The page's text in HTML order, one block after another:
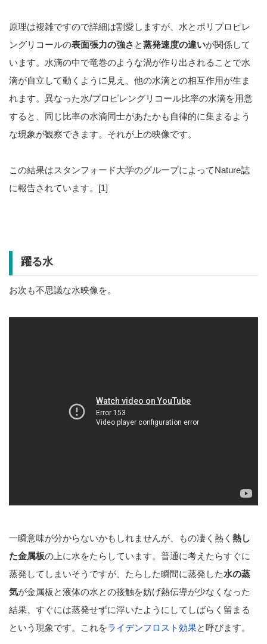
原理は複雑ですので詳細は割愛しますが、水とポリプロピレ
ングリコールの表面張力の強さ と蒸発速度の違いが関係して
います。水滴の中で竜巻のような渦が作り出されることで水
滴が自立して動くように見え、他の水滴との相互作用が生ま
れます。異なった水/プロピレングリコール比率の水滴を用意
すると、同じ比率の水滴同士があたかも自律的に集まるよう
な現象が観察できます。それが上の映像です。
この結果はスタンフォード大学のグループによってNature誌
に報告されています。[1]
躍る水
お次も不思議な水映像を。
一瞬意味が分からないかもしれませんが、もの凄く熱く 熱し
た金属板の上に水をたらしています。普通に考えたらすぐに
蒸発してしまいそうですが、たらした瞬間に蒸発した水の蒸
気が金属板と液体の水との接触を妨げ熱伝導が少なくなった
結果、すぐには蒸発せずに浮いたようにしてしばらく留まる
という現象です。これをライデンフロスト効果と呼びます。